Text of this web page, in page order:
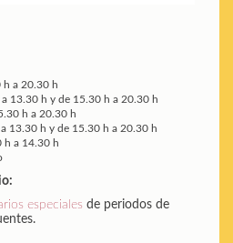
h a 20.30 h
a 13.30 h y de 15.30 h a 20.30 h
h a 20.30 h
13.30 h y de 15.30 h a 20.30 h
h a 14.30 h
especiales de periodos de